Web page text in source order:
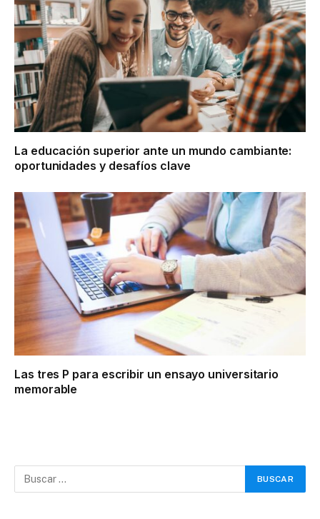
La educación superior ante un mundo cambiante:
oportunidades y desafíos clave
Las tres P para escribir un ensayo universitario
memorable